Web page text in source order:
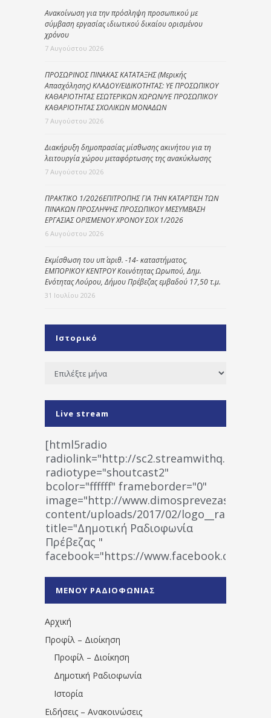
Ανακοίνωση για την πρόσληψη προσωπικού με
σύμβαση εργασίας ιδιωτικού δικαίου ορισμένου
χρόνου
7 Αυγούστου 2026
ΠΡΟΣΩΡΙΝΟΣ ΠΙΝΑΚΑΣ ΚΑΤΑΤΑΞΗΣ (Μερικής
Απασχόλησης) ΚΛΑΔΟΥ/ΕΙΔΙΚΟΤΗΤΑΣ: ΥΕ ΠΡΟΣΩΠΙΚΟΥ
ΚΑΘΑΡΙΟΤΗΤΑΣ ΕΣΩΤΕΡΙΚΩΝ ΧΩΡΩΝ/ΥΕ ΠΡΟΣΩΠΙΚΟΥ
ΚΑΘΑΡΙΟΤΗΤΑΣ ΣΧΟΛΙΚΩΝ ΜΟΝΑΔΩΝ
7 Αυγούστου 2026
Διακήρυξη δημοπρασίας μίσθωσης ακινήτου για τη
λειτουργία χώρου μεταφόρτωσης της ανακύκλωσης
7 Αυγούστου 2026
ΠΡΑΚΤΙΚΟ 1/2026ΕΠΙΤΡΟΠΗΣ ΓΙΑ ΤΗΝ ΚΑΤΑΡΤΙΣΗ ΤΩΝ
ΠΙΝΑΚΩΝ ΠΡΟΣΛΗΨΗΣ ΠΡΟΣΩΠΙΚΟΥ ΜΕΣΥΜΒΑΣΗ
ΕΡΓΑΣΙΑΣ ΟΡΙΣΜΕΝΟΥ ΧΡΟΝΟΥ ΣΟΧ 1/2026
6 Αυγούστου 2026
Εκμίσθωση του υπ΄ αριθ. -14- καταστήματος,
ΕΜΠΟΡΙΚΟΥ ΚΕΝΤΡΟΥ Κοινότητας Ωρωπού, Δημ.
Ενότητας Λούρου, Δήμου Πρέβεζας εμβαδού 17,50 τ.μ.
31 Ιουλίου 2026
Ιστορικό
Ιστορικό
Live stream
[html5radio
radiolink="http://
radiotype="shoutcast2"
bcolor="ffffff" frameborder="0"
image="http://www.dimosprevezas.gr/wp-
content/uploads/2017/02/
title="Δημοτική Ραδιοφωνία
Πρέβεζας "
facebook="https://www.facebook.com/
1531194763766854/" artist="" ]
ΜΕΝΟΥ ΡΑΔΙΟΦΩΝΙΑΣ
Αρχική
Προφίλ – Διοίκηση
Προφίλ – Διοίκηση
Δημοτική Ραδιοφωνία
Ιστορία
Ειδήσεις – Ανακοινώσεις